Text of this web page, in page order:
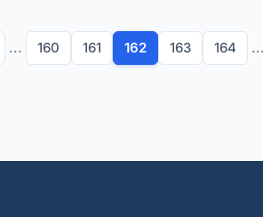
... 160 161 162 163 164 ...